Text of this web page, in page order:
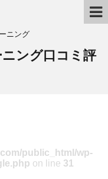
ニング
ング口コミ評
public_html/wp-
on line 31